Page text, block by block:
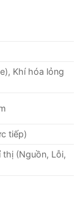
Khí hóa lỏng
tiếp)
thị (Nguồn, Lỗi,